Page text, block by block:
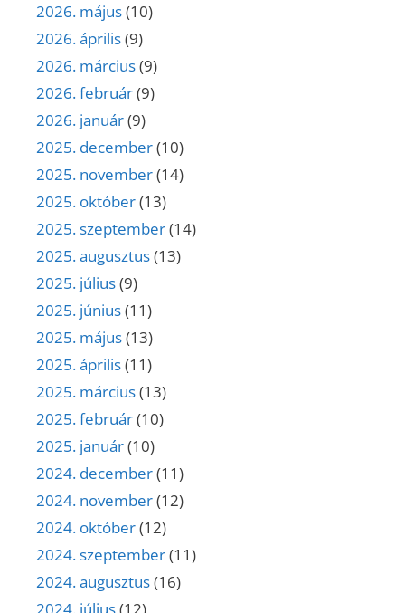
2026. május(10)
2026. április(9)
2026. március(9)
2026. február(9)
2026. január(9)
2025. december(10)
2025. november(14)
2025. október(13)
2025. szeptember(14)
2025. augusztus(13)
2025. július(9)
2025. június(11)
2025. május(13)
2025. április(11)
2025. március(13)
2025. február(10)
2025. január(10)
2024. december(11)
2024. november(12)
2024. október(12)
2024. szeptember(11)
2024. augusztus(16)
2024. július(12)